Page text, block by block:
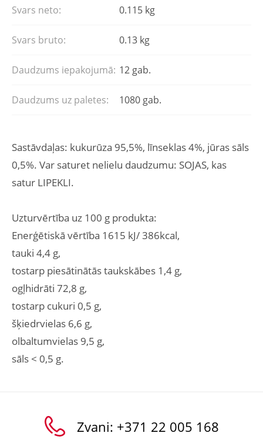
Svars neto: 0.115 kg
Svars bruto: 0.13 kg
Daudzums iepakojumā: 12 gab.
Daudzums uz paletes: 1080 gab.
Sastāvdaļas: kukurūza 95,5%, līnseklas 4%, jūras sāls
0,5%. Var saturet nelielu daudzumu: SOJAS, kas
satur LIPEKLI.
Uzturvērtība uz 100 g produkta:
Enerģētiskā vērtība 1615 kJ/ 386kcal,
tauki 4,4 g,
tostarp piesātinātās taukskābes 1,4 g,
ogļhidrāti 72,8 g,
tostarp cukuri 0,5 g,
šķiedrvielas 6,6 g,
olbaltumvielas 9,5 g,
sāls < 0,5 g.
Zvani: +371 22 005 168